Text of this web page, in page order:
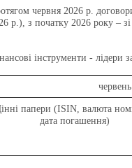
червня 2026 р.
р.), з початку 2026 року –
інструменти - лідери
червень
папери (ISIN, валюта
дата погашення)